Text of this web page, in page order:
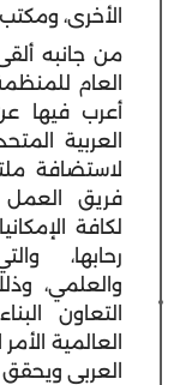
الأخرى،
من جانبه
العام
أعرب فيها
العربية
لاستضافة
فريق العمل
لكافة
رحابها،
والعلمي،
التعاون
العالمية
العربي